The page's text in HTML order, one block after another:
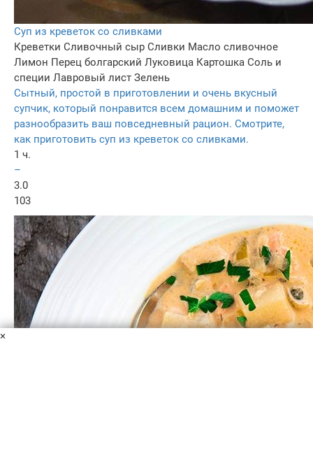
Суп из креветок со сливками
Креветки Сливочный сыр Сливки Масло сливочное
Лимон Перец болгарский Луковица Картошка Соль и
специи Лавровый лист Зелень
Сытный, простой в приготовлении и очень вкусный
супчик, который понравится всем домашним и поможет
разнообразить ваш повседневный рацион. Смотрите,
как приготовить суп из креветок со сливками.
1 ч.
–
3.0
103
×